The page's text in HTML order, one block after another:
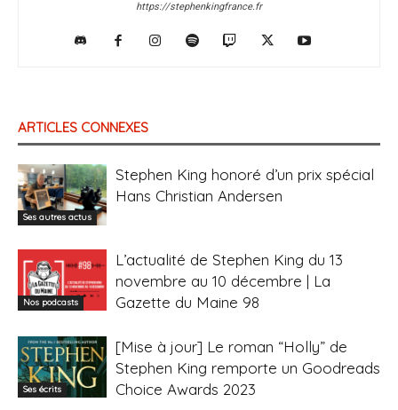
https://stephenkingfrance.fr
ARTICLES CONNEXES
Ses autres actus
Stephen King honoré d’un prix spécial
Hans Christian Andersen
Nos podcasts
L’actualité de Stephen King du 13
novembre au 10 décembre | La
Gazette du Maine 98
Ses écrits
[Mise à jour] Le roman “Holly” de
Stephen King remporte un Goodreads
Choice Awards 2023